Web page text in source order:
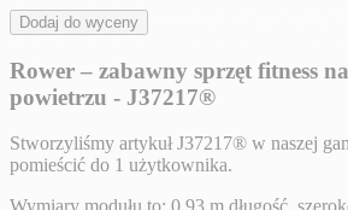
Dodaj do wyceny
Rower – zabawny sprzęt fitness
powietrzu - J37217®
Stworzyliśmy artykuł J37217® w naszej
pomieścić do 1 użytkownika.